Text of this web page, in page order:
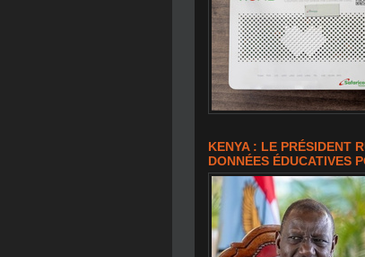
KENYA : LE PRÉSIDENT
DONNÉES ÉDUCATIVES